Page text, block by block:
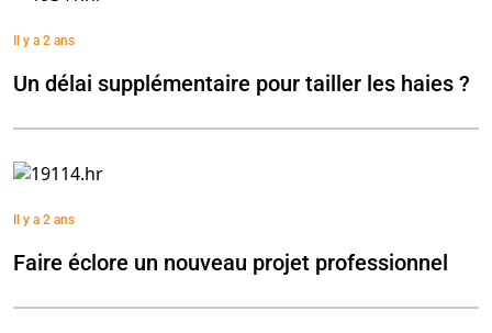
Il y a 2 ans
Un délai supplémentaire pour tailler les haies ?
Il y a 2 ans
Faire éclore un nouveau projet professionnel